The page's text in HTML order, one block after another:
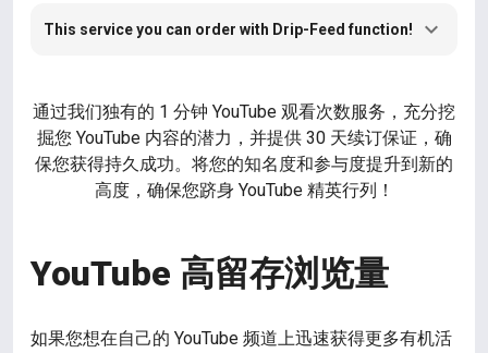
This service you can order with Drip-Feed function!
通过我们独有的 1 分钟 YouTube 观看次数服务，充分挖
掘您 YouTube 内容的潜力，并提供 30 天续订保证，确
保您获得持久成功。将您的知名度和参与度提升到新的
高度，确保您跻身 YouTube 精英行列！
YouTube 高留存浏览量
如果您想在自己的 YouTube 频道上迅速获得更多有机活